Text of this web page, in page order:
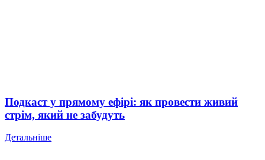
Подкаст у прямому ефірі: як провести живий
стрім, який не забудуть
Детальніше